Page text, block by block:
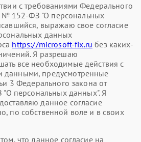
с требованиями Федерального
№ 152-ФЗ "О персональных
выражаю свое согласие
данных
https://microsoft-fix.ru без каких-
Я разрешаю
все необходимые действия с
данными, предусмотренные
3 Федерального закона от
персональных данных". Я
данное согласие
по собственной воле и в своих
что данное согласие на